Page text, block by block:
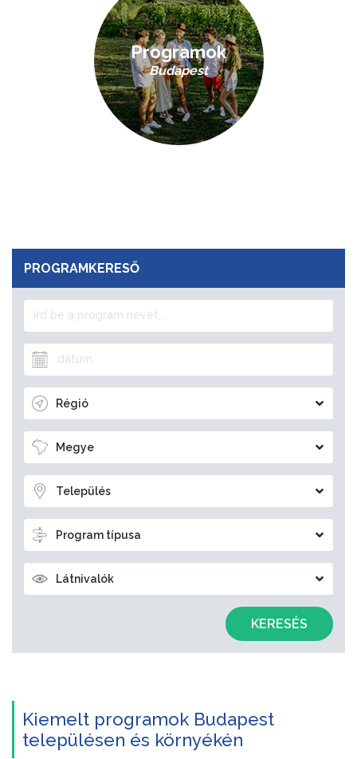
Programok
Budapest
PROGRAMKERESŐ
Régió
Megye
Település
Program típusa
Látnivalók
KERESÉS
Kiemelt programok Budapest
településen és környékén